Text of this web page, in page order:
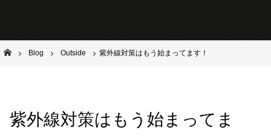
池田市石橋の美容室ならヘアサロンSolana（ソラーナ）
Blog Outside 紫外線対策はもう始まってます！
紫外線対策はもう始まってま